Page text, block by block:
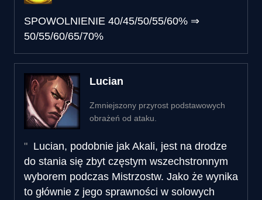
SPOWOLNIENIE 40/45/50/55/60% ⇒
50/55/60/65/70%
Lucian
Zmniejszony przyrost podstawowych
obrażeń od ataku.
Lucian, podobnie jak Akali, jest na drodze
do stania się zbyt częstym wszechstronnym
wyborem podczas Mistrzostw. Jako że wynika
to głównie z jego sprawności w solowych